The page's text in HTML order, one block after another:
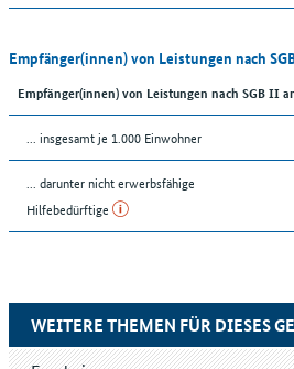
Empfänger(innen) von Leistungen nach
Empfänger(innen) von Leistungen nach SGB II
... insgesamt je 1.000 Einwohner
... darunter nicht erwerbsfähige
Hilfebedürftige
WEITERE THEMEN FÜR DIESES